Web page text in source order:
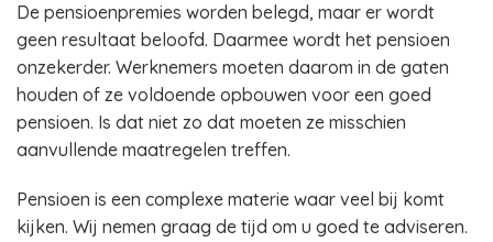
De pensioenpremies worden belegd, maar er wordt
geen resultaat beloofd. Daarmee wordt het pensioen
onzekerder. Werknemers moeten daarom in de gaten
houden of ze voldoende opbouwen voor een goed
pensioen. Is dat niet zo dat moeten ze misschien
aanvullende maatregelen treffen.
Pensioen is een complexe materie waar veel bij komt
kijken. Wij nemen graag de tijd om u goed te adviseren.